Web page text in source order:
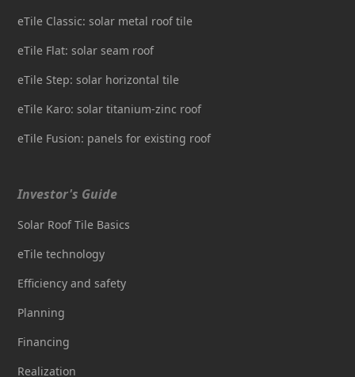
eTile Classic: solar metal roof tile
eTile Flat: solar seam roof
eTile Step: solar horizontal tile
eTile Karo: solar titanium-zinc roof
eTile Fusion: panels for existing roof
Investor's Guide
Solar Roof Tile Basics
eTile technology
Efficiency and safety
Planning
Financing
Realization